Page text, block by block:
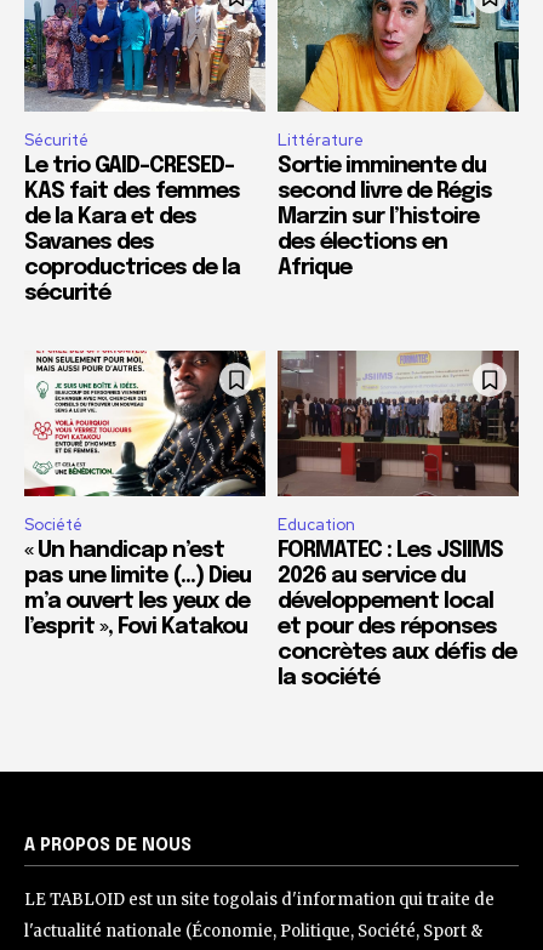
Sécurité
Le trio GAID-CRESED-
KAS fait des femmes
de la Kara et des
Savanes des
coproductrices de la
sécurité
Littérature
Sortie imminente du
second livre de Régis
Marzin sur l’histoire
des élections en
Afrique
Société
« Un handicap n’est
pas une limite (…) Dieu
m’a ouvert les yeux de
l’esprit », Fovi Katakou
Education
FORMATEC : Les JSIIMS
2026 au service du
développement local
et pour des réponses
concrètes aux défis de
la société
A PROPOS DE NOUS
LE TABLOID est un site togolais d'information qui traite de
l'actualité nationale (Économie, Politique, Société, Sport &